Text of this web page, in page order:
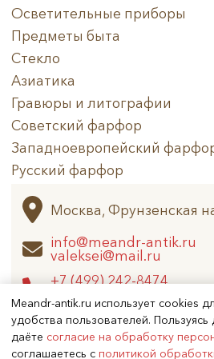
Meandr-antik.ru использует cookies
удобства пользователей.
даёте согласие на обработку
соглашаетесь с политикой
Осветительные приборы
Предметы быта
Стекло
Азиатика
Гравюры и литографии
Советский фарфор
Западноевропейский
Русский фарфор
Архив
Москва, Фрунзенская
info@meandr-antik.ru
valeksei@mail.ru
+7 (499) 242-8474
Не является